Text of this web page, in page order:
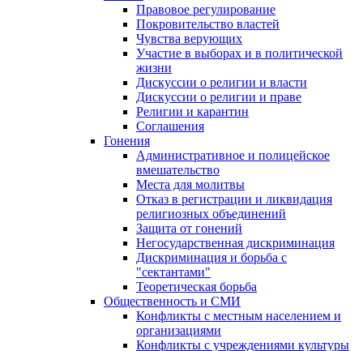
Правовое регулирование
Покровительство властей
Чувства верующих
Участие в выборах и в политической
жизни
Дискуссии о религии и власти
Дискуссии о религии и праве
Религии и карантин
Соглашения
Гонения
Административное и полицейское
вмешательство
Места для молитвы
Отказ в регистрации и ликвидация
религиозных объединений
Защита от гонений
Негосударственная дискриминация
Дискриминация и борьба с
"сектантами"
Теоретическая борьба
Общественность и СМИ
Конфликты с местным населением и
организациями
Конфликты с учреждениями культуры